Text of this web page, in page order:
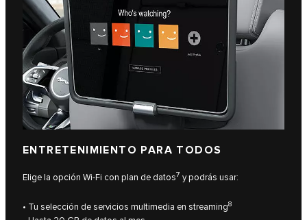
ENTRETENIMIENTO PARA TODOS
Elige la opción Wi-Fi con plan de datos7 y podrás usar:
• Tu selección de servicios multimedia en streaming8